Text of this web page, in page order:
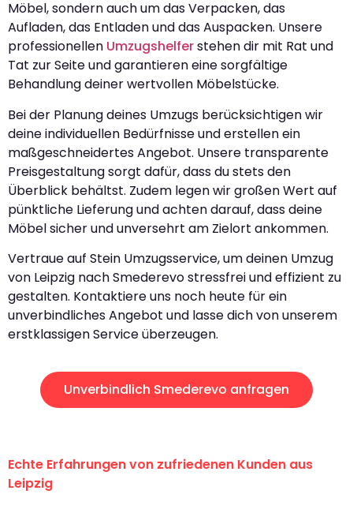
Möbel, sondern auch um das Verpacken, das
Aufladen, das Entladen und das Auspacken. Unsere
professionellen Umzugshelferstehen dir mit Rat und
Tat zur Seite und garantieren eine sorgfältige
Behandlung deiner wertvollen Möbelstücke.
Bei der Planung deines Umzugs berücksichtigen wir
deine individuellen Bedürfnisse und erstellen ein
maßgeschneidertes Angebot. Unsere transparente
Preisgestaltung sorgt dafür, dass du stets den
Überblick behältst. Zudem legen wir großen Wert auf
pünktliche Lieferung und achten darauf, dass deine
Möbel sicher und unversehrt am Zielort ankommen.
Vertraue auf Stein Umzugsservice, um deinen Umzug
von Leipzig nach Smederevo stressfrei und effizient zu
gestalten. Kontaktiere uns noch heute für ein
unverbindliches Angebot und lasse dich von unserem
erstklassigen Service überzeugen.
Unverbindlich Smederevo anfragen
Echte Erfahrungen von zufriedenen Kunden aus
Leipzig